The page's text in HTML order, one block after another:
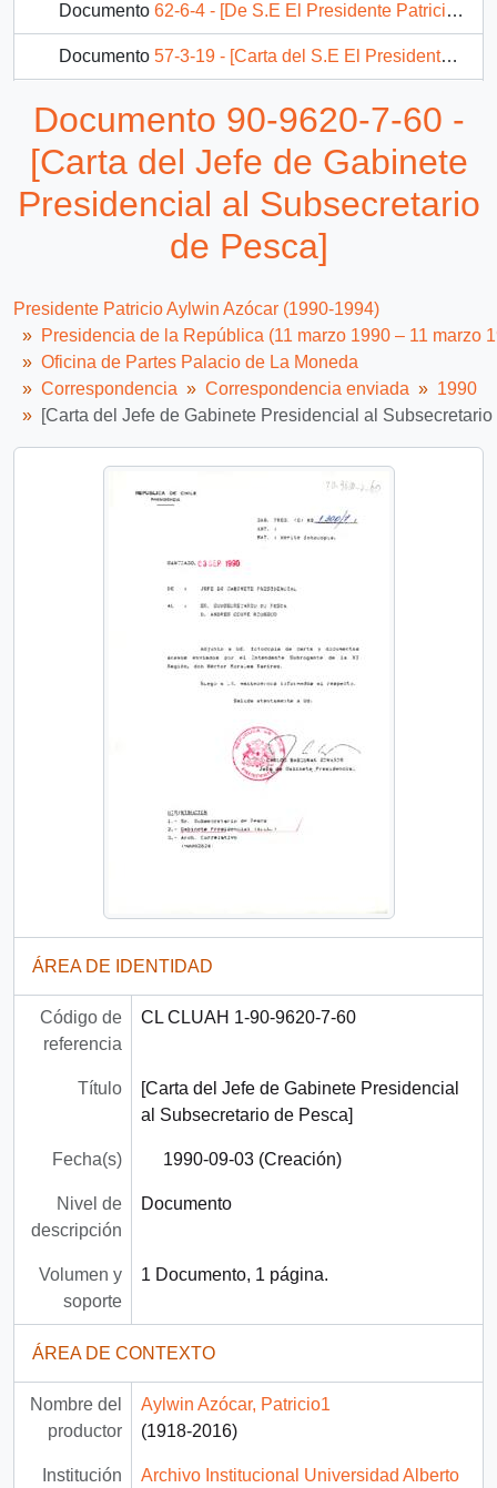
Documento 62-6-4 - [De S.E El Presidente Patricio Aylwin a Ministro del Interior]
Documento 57-3-19 - [Carta del S.E El Presidente Patricio Aylwin a Presidente de México ]
Documento 57-3-21 - [Carta del S.E El Presidente Patricio Aylwin a Presidente de la República de Namibia]
181 más...
Documento 90-9620-7-60 -
[Carta del Jefe de Gabinete
Presidencial al Subsecretario
de Pesca]
Presidente Patricio Aylwin Azócar (1990-1994)
Presidencia de la República (11 marzo 1990 – 11 marzo
Oficina de Partes Palacio de La Moneda
Correspondencia
Correspondencia enviada
1990
[Carta del Jefe de Gabinete Presidencial al
ÁREA DE IDENTIDAD
Código de
referencia
CL CLUAH 1-90-9620-7-60
Título
[Carta del Jefe de Gabinete Presidencial
al Subsecretario de Pesca]
Fecha(s) 1990-09-03 (Creación)
Nivel de
descripción
Documento
Volumen y
soporte
1 Documento, 1 página.
ÁREA DE CONTEXTO
Nombre del
productor
Aylwin Azócar, Patricio1
(1918-2016)
Institución Archivo Institucional Universidad Alberto